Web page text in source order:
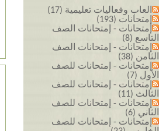
العاب وفعاليات تعليمية (17)
إمتحانات (193)
إمتحانات - إمتحانات الصف
التاسع (8)
إمتحانات - إمتحانات الصف
الثامن (38)
إمتحانات - إمتحانات للصف
الأول (7)
إمتحانات - إمتحانات للصف
الثالث (11)
إمتحانات - إمتحانات للصف
الثاني (6)
إمتحانات - إمتحانات للصف